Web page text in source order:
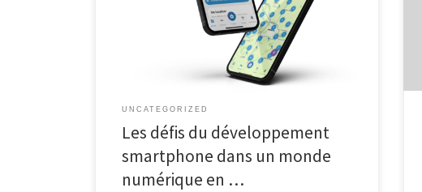
numérique. Le développement smartphone est un
domaine en constante évolution, où les innovations et
les avancées techniques se succèdent à un rythme
UNCATEGORIZED
Les défis du développement
smartphone dans un monde
numérique en …